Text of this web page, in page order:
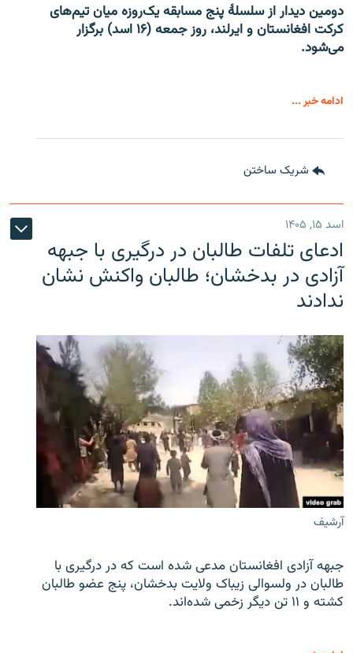
دومین دیدار از سلسلۀ پنج مسابقه یک‌روزه میان تیم‌های
کرکت افغانستان و ایرلند، روز جمعه (۱۶ اسد) برگزار
می‌شود.
ادامه خبر ...
شریک ساختن
اسد ۱۵, ۱۴۰۵
ادعای تلفات طالبان در درگیری با جبهه
آزادی در بدخشان؛ طالبان واکنش نشان
ندادند
آرشیف
جبهه آزادی افغانستان مدعی شده است که در درگیری با
طالبان در ولسوالی زیباک ولایت بدخشان، پنج عضو طالبان
کشته و ۱۱ تن دیگر زخمی شده‌اند.